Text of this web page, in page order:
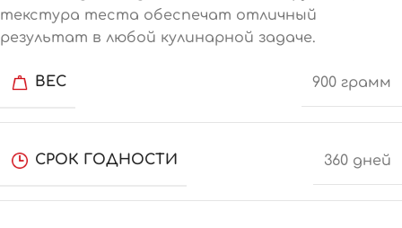
текстура теста обеспечат отличный
результат в любой кулинарной задаче.
ВЕС 900 грамм
СРОК ГОДНОСТИ 360 дней